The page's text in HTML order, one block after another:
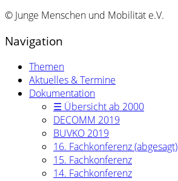
© Junge Menschen und Mobilität e.V.
Navigation
Themen
Aktuelles & Termine
Dokumentation
☰ Übersicht ab 2000
DECOMM 2019
BUVKO 2019
16. Fachkonferenz (abgesagt)
15. Fachkonferenz
14. Fachkonferenz